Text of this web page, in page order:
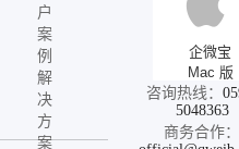
户
案
例
解
决
方
案
企微宝
Mac 版
咨询热线：
5048363
商务合作：